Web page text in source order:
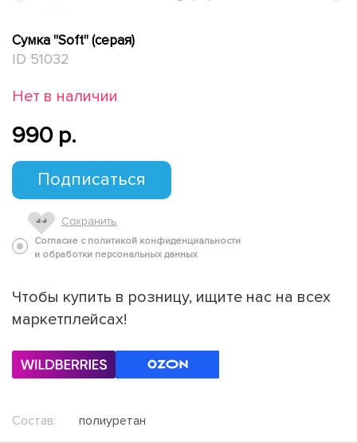
Сумка "Soft" (серая)
ID 51032
Нет в наличии
990 p.
Подписаться
Сохранить
Согласие с политикой конфиденциальности
и обработки персональных данных
Чтобы купить в розницу, ищите нас на всех
маркетплейсах!
Состав: полиуретан